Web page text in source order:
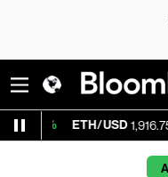
USD 1,916.755 +2.21%